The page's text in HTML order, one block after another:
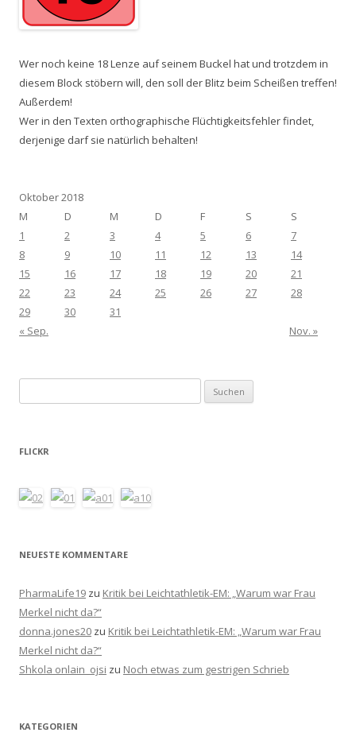
Wer noch keine 18 Lenze auf seinem Buckel hat und trotzdem in
diesem Block stöbern will, den soll der Blitz beim Scheißen treffen!
Außerdem!
Wer in den Texten orthographische Flüchtigkeitsfehler findet,
derjenige darf sie natürlich behalten!
Oktober 2018
M
D M D F S
S
1
2 3 4 5 6
7
8
9 10 11 12 13
14
15
16 17 18 19 20
21
22
23 24 25 26 27
28
29
30
31
« Sep.
Nov. »
nach:
FLICKR
NEUESTE KOMMENTARE
PharmaLife19 zu Kritik bei Leichtathletik-EM: „Warum war Frau
Merkel nicht da?“
donna.jones20 zu Kritik bei Leichtathletik-EM: „Warum war Frau
Merkel nicht da?“
Shkola onlain_ojsi zu Noch etwas zum gestrigen Schrieb
KATEGORIEN